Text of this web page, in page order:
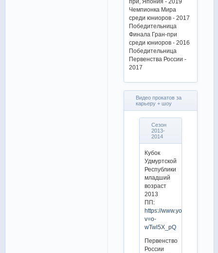
при, Япония - 2019
Чемпионка Мира
среди юниоров - 2017
Победительница
Финала Гран-при
среди юниоров - 2016
Победительница
Первенства России -
2017
Видео прокатов за
карьеру + шоу
Сезон
2013-
2014
Кубок
Удмуртской
Республики
младший
возраст
2013
ПП:
https://www.youtube.com/
v=o-
wTwl5X_pQ
Первенство
России